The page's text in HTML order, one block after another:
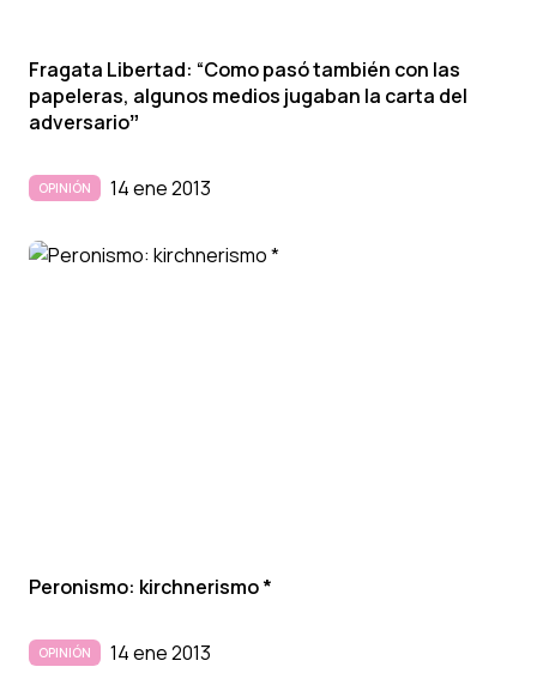
Fragata Libertad: “Como pasó también con las
papeleras, algunos medios jugaban la carta del
adversarioˮ
OPINIÓN 14 ene 2013
Peronismo: kirchnerismo *
OPINIÓN 14 ene 2013